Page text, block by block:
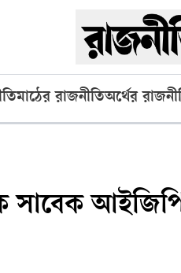
মাঠের রাজনীতিঅর্থের
সাবেক